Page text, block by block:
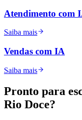
Atendimento com
Saiba mais
Vendas com IA
Saiba mais
Pronto para
Rio Doce?